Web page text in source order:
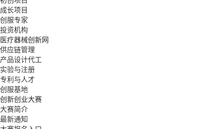
成长项目
创服专家
投资机构
医疗器械创新网
供应链管理
产品设计代工
实验与注册
专利与人才
创服基地
创新创业大赛
大赛简介
最新通知